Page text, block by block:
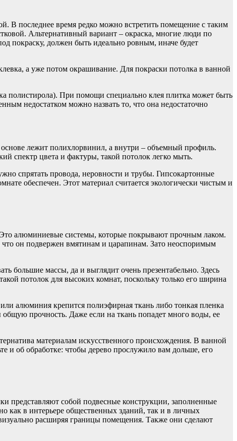
В последнее время редко можно встретить помещение с таким
Альтернативный вариант – окраска, многие люди по
покраску, должен быть идеально ровным, иначе будет
а уже потом окрашивание. Для покраски потолка в ванной
полистирола). При помощи специально клея плитка может быть
недостатком можно назвать то, что она недостаточно
лежит полихлорвинил, а внутри – объемный профиль.
спектр цвета и фактуры, такой потолок легко мыть.
спрятать провода, неровности и трубы. Гипсокартонные
обеспечен. Этот материал считается экологически чистым и
Это алюминиевые системы, которые покрывают прочным лаком.
он подвержен вмятинам и царапинам. Зато неоспоримым
большие массы, да и выглядит очень презентабельно. Здесь
потолок для высоких комнат, поскольку только его ширина
алюминия крепится полиэфирная ткань либо тонкая пленка
прочность. Даже если на ткань попадет много воды, ее
материалам искусственного происхождения. В ванной
и об обработке: чтобы дерево прослужило вам дольше, его
представляют собой подвесные конструкции, заполненные
как в интерьере общественных зданий, так и в личных
расширяя границы помещения. Также они сделают